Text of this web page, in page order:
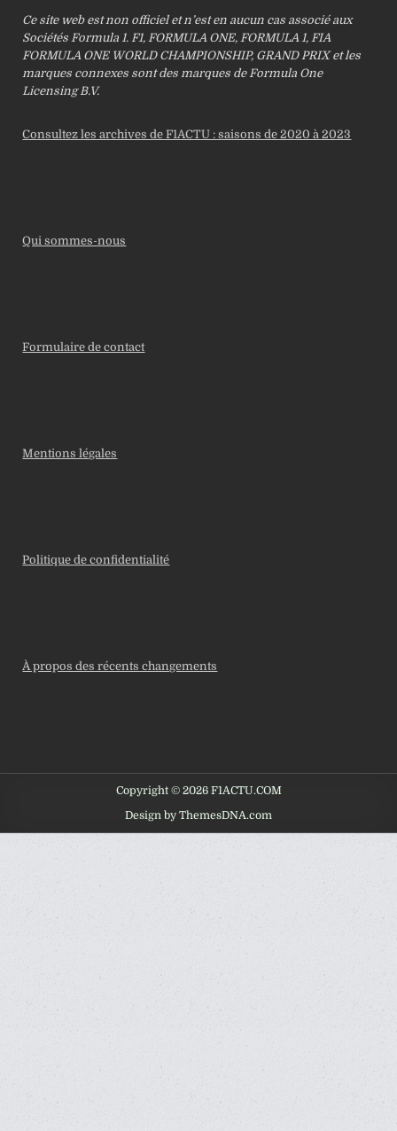
Ce site web est non officiel et n’est en aucun cas associé aux
Sociétés Formula 1. F1, FORMULA ONE, FORMULA 1, FIA
FORMULA ONE WORLD CHAMPIONSHIP, GRAND PRIX et les
marques connexes sont des marques de Formula One
Licensing B.V.
Consultez les archives de F1ACTU : saisons de 2020 à 2023
Qui sommes-nous
Formulaire de contact
Mentions légales
Politique de confidentialité
À propos des récents changements
Copyright © 2026 F1ACTU.COM
Design by ThemesDNA.com